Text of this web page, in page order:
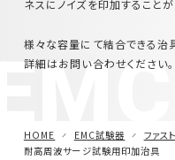
ネスにノイズを印加することが
様々な容量にて結合できる治
詳細はお問い合わせください。
HOME EMC試験器
ファス
耐高周波サージ試験用印加治具
減衰振動波試験器
車載用EMC試験器